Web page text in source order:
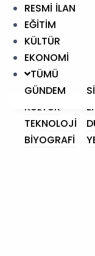
RESMİ İLAN
EĞİTİM
KÜLTÜR
EKONOMİ
TÜMÜ
GÜNDEM
KÜLTÜR
TEKNOLOJİ
BİYOGRAFİ